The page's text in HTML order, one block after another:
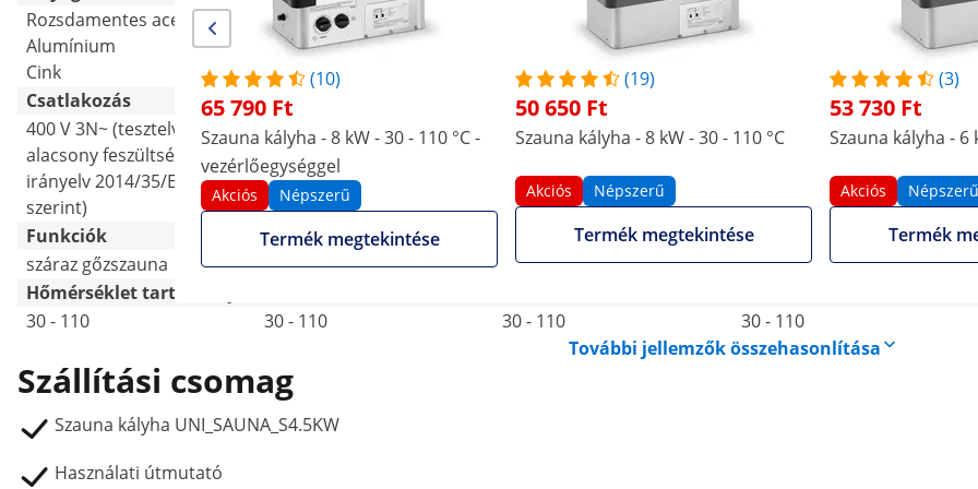
Rozsdamentes acél
Alumínium
Cink
Rozsdamentes acél
Alumínium
Cink
Alumínium
Alumínium
Csatlakozás
400 V 3N~ (tesztelve az
alacsony feszültségű
irányelv 2014/35/EU
szerint)
400 V 3N~ (tesztelve az
alacsony feszültségű
irányelv 2014/35/EU
szerint)
400 V 3N~ (tesztelve az
alacsony feszültségű
irányelv 2014/35/EU
szerint)
400 V 3N~ (tesztelve az
irányelv 2014/35/EU
szerint)
Funkciók
száraz gőzszauna
száraz gőzszauna száraz gőzszauna száraz gőzszauna
Hőmérséklet tartomány [°C]
30 - 110
30 - 110 30 - 110 30 - 110
További jellemzők összehasonlítása
Szállítási csomag
Szauna kályha UNI_SAUNA_S4.5KW
Használati útmutató
(10)
65 790 Ft
Szauna kályha - 8 kW - 30 - 110 °C -
vezérlőegységgel
Akciós Népszerű
Termék megtekintése
(19)
50 650 Ft
Szauna kályha - 8 kW - 30 - 110 °C
Akciós Népszerű
Termék megtekintése
(3)
53 730 Ft
Szauna kályha - 6
Akciós Népszerű
Termék